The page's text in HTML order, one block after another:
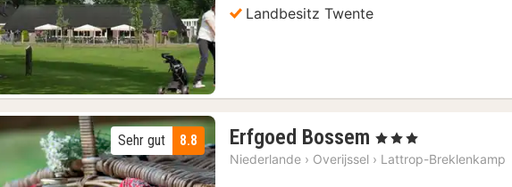
Landbesitz Twente
8.8
Sehr gut Erfgoed Bossem 3
Nächte
, 3 Sterne
Niederlande › Overijssel › Lattrop-Breklenkamp